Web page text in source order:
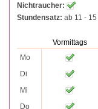
Nichtraucher:
Stundensatz: ab 11 -
Vormittags
Mo
Di
Mi
Do